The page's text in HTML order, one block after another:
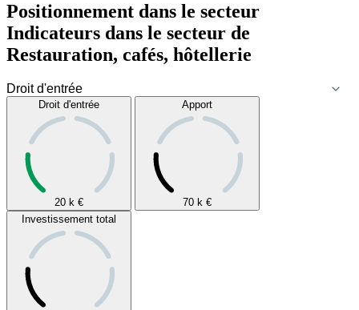
Positionnement dans le secteur
Indicateurs dans le secteur de
Restauration, cafés, hôtellerie
Droit d'entrée
20 k €
Apport
70 k €
Investissement total